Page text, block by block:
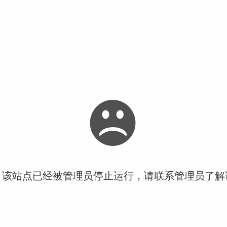
站点已经被管理员停止运行，请联系管理员了